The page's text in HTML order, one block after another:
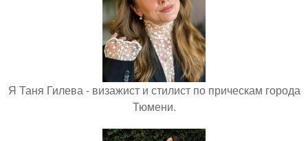
Я Таня Гилева - визажист и стилист по прическам города
Тюмени.